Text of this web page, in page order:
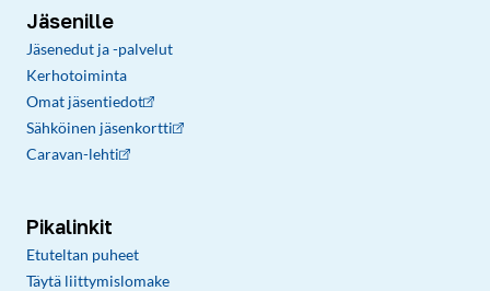
Jäsenille
Jäsenedut ja -palvelut
Kerhotoiminta
Omat jäsentiedot
Sähköinen jäsenkortti
Caravan-lehti
Pikalinkit
Etuteltan puheet
Täytä liittymislomake